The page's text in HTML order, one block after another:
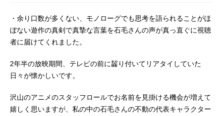
・余り口数が多くない、モノローグでも思考を語られることがほ
ぼない遊作の真剣で真摯な言葉を石毛さんの声が真っ直ぐに視聴
者に届けてくれました。
2年半の放映期間、テレビの前に齧り付いてリアタイしていた
日々が懐かしいです。
沢山のアニメのスタッフロールでお名前を見掛ける機会が増えて
嬉しく思いますが、私の中の石毛さんの不動の代表キャラクター